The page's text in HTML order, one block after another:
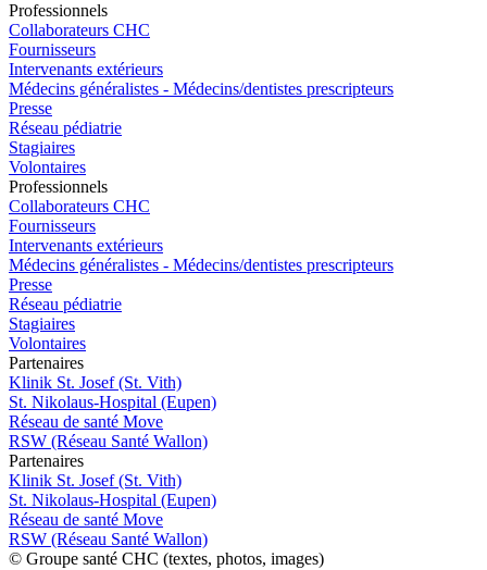
Professionnels
Collaborateurs CHC
Fournisseurs
Intervenants extérieurs
Médecins généralistes - Médecins/dentistes prescripteurs
Presse
Réseau pédiatrie
Stagiaires
Volontaires
Professionnels
Collaborateurs CHC
Fournisseurs
Intervenants extérieurs
Médecins généralistes - Médecins/dentistes prescripteurs
Presse
Réseau pédiatrie
Stagiaires
Volontaires
Partenaires
Klinik St. Josef (St. Vith)
St. Nikolaus-Hospital (Eupen)
Réseau de santé Move
RSW (Réseau Santé Wallon)
Partenaires
Klinik St. Josef (St. Vith)
St. Nikolaus-Hospital (Eupen)
Réseau de santé Move
RSW (Réseau Santé Wallon)
© Groupe santé CHC (textes, photos, images)